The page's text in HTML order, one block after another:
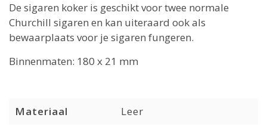
De sigaren koker is geschikt voor twee normale
Churchill sigaren en kan uiteraard ook als
bewaarplaats voor je sigaren fungeren.
Binnenmaten: 180 x 21 mm
Materiaal
Leer